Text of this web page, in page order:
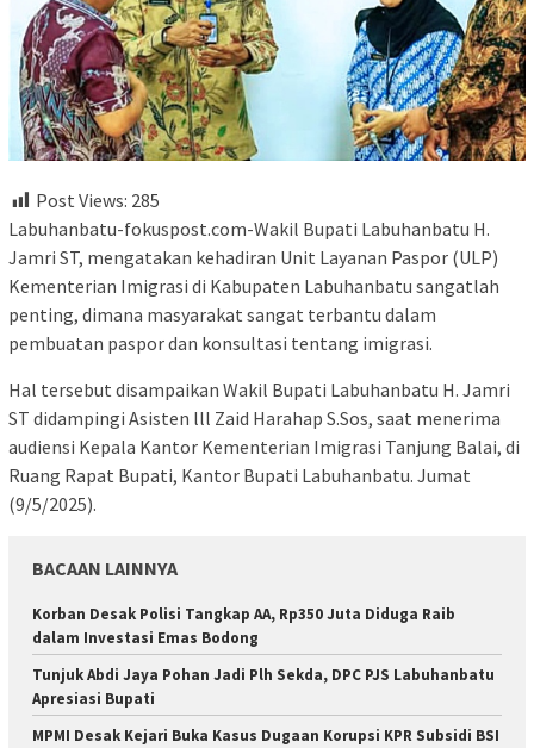
Post Views: 285
Labuhanbatu-fokuspost.com-Wakil Bupati Labuhanbatu H.
Jamri ST, mengatakan kehadiran Unit Layanan Paspor (ULP)
Kementerian Imigrasi di Kabupaten Labuhanbatu sangatlah
penting, dimana masyarakat sangat terbantu dalam
pembuatan paspor dan konsultasi tentang imigrasi.
Hal tersebut disampaikan Wakil Bupati Labuhanbatu H. Jamri
ST didampingi Asisten lll Zaid Harahap S.Sos, saat menerima
audiensi Kepala Kantor Kementerian Imigrasi Tanjung Balai, di
Ruang Rapat Bupati, Kantor Bupati Labuhanbatu. Jumat
(9/5/2025).
BACAAN LAINNYA
Korban Desak Polisi Tangkap AA, Rp350 Juta Diduga Raib
dalam Investasi Emas Bodong
Tunjuk Abdi Jaya Pohan Jadi Plh Sekda, DPC PJS Labuhanbatu
Apresiasi Bupati
MPMI Desak Kejari Buka Kasus Dugaan Korupsi KPR Subsidi BSI